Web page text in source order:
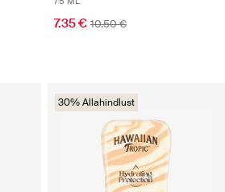
7.35 € 10.50 €
30% Allahindlust